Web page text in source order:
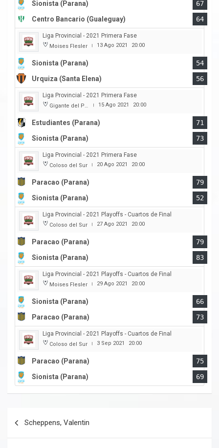
Sionista (Parana)
67
Centro Bancario (Gualeguay)
64
Liga Provincial - 2021 Primera Fase
Moises Flesler | 13 Ago 2021 20:00
Sionista (Parana)
54
Urquiza (Santa Elena)
56
Liga Provincial - 2021 Primera Fase
Gigante del Parque | 15 Ago 2021 20:00
Estudiantes (Parana)
71
Sionista (Parana)
73
Liga Provincial - 2021 Primera Fase
Coloso del Sur | 20 Ago 2021 20:00
Paracao (Parana)
79
Sionista (Parana)
52
Liga Provincial - 2021 Playoffs - Cuartos de Final
Coloso del Sur | 27 Ago 2021 20:00
Paracao (Parana)
79
Sionista (Parana)
83
Liga Provincial - 2021 Playoffs - Cuartos de Final
Moises Flesler | 29 Ago 2021 20:00
Sionista (Parana)
66
Paracao (Parana)
73
Liga Provincial - 2021 Playoffs - Cuartos de Final
Coloso del Sur | 3 Sep 2021 20:00
Paracao (Parana)
75
Sionista (Parana)
69
Scheppens, Valentin